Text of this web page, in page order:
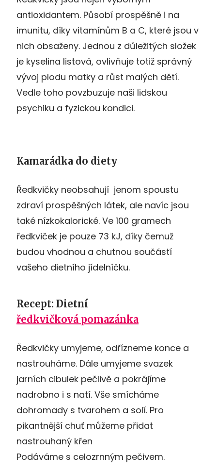
antioxidantem. Působí prospěšně i na
imunitu, díky vitamínům B a C, které jsou v
nich obsaženy. Jednou z důležitých složek
je kyselina listová, ovlivňuje totiž správný
vývoj plodu matky a růst malých dětí.
Vedle toho povzbuzuje naši lidskou
psychiku a fyzickou kondici.
Kamarádka do diety
Ředkvičky neobsahují jenom spoustu
zdraví prospěšných látek, ale navíc jsou
také nízkokalorické. Ve 100 gramech
ředkviček je pouze 73 kJ, díky čemuž
budou vhodnou a chutnou součástí
vašeho dietního jídelníčku.
Recept: Dietní
ředkvičková pomazánka
Ředkvičky umyjeme, odřízneme konce a
nastrouháme. Dále umyjeme svazek
jarních cibulek pečlivě a pokrájíme
nadrobno i s natí. Vše smícháme
dohromady s tvarohem a solí. Pro
pikantnější chuť můžeme přidat
nastrouhaný křen
Podáváme s celozrnným pečivem.